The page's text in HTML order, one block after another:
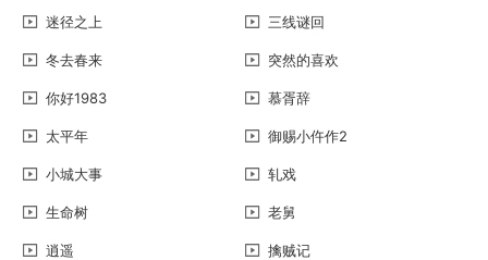
迷径之上 三线谜回
冬去春来 突然的喜欢
你好1983 慕胥辞
太平年 御赐小仵作2
小城大事 轧戏
生命树 老舅
逍遥 擒贼记